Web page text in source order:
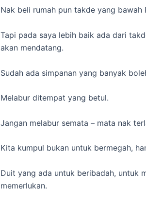
Nak beli rumah pun takde yang bawah
Tapi pada saya lebih baik ada dari
akan mendatang.
Sudah ada simpanan yang banyak
Melabur ditempat yang betul.
Jangan melabur semata – mata nak
Kita kumpul bukan untuk bermegah,
Duit yang ada untuk beribadah, untuk
memerlukan.